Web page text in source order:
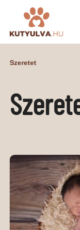
KUTYULVA – HÍREK
CUKI
ÁLLATI ELEDELEK
ÁLLATI
PR CIKKEK
MÉDIAAJÁNLAT
Szeretet